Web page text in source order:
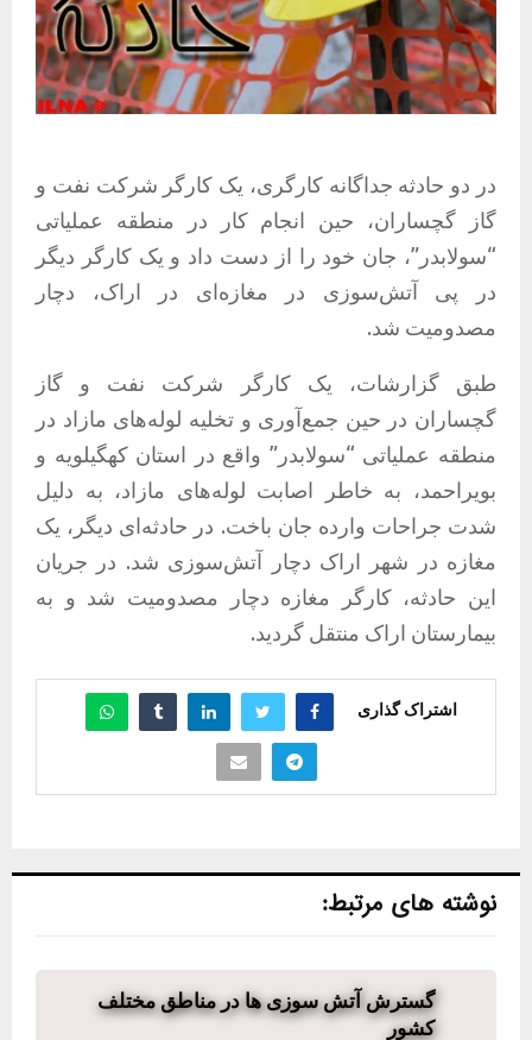
در دو حادثه جداگانه کارگری، یک کارگر شرکت نفت و
گاز گچساران، حین انجام کار در منطقه عملیاتی
“سولابدر”، جان خود را از دست داد و یک کارگر دیگر
در پی آتش‌سوزی در مغازه‌ای در اراک، دچار
مصدومیت شد.
طبق گزارشات، یک کارگر شرکت نفت و گاز
گچساران در حین جمع‌آوری و تخلیه لوله‌های مازاد در
منطقه عملیاتی “سولابدر” واقع در استان کهگیلویه و
بویراحمد، به خاطر اصابت لوله‌های مازاد، به دلیل
شدت جراحات وارده جان باخت. در حادثه‌ای دیگر، یک
مغازه در شهر اراک دچار آتش‌سوزی شد. در جریان
این حادثه، کارگر مغازه دچار مصدومیت شد و به
بیمارستان اراک منتقل گردید.
اشتراک گذاری
نوشته های مرتبط:
گسترش آتش سوزی ها در مناطق مختلف
کشور